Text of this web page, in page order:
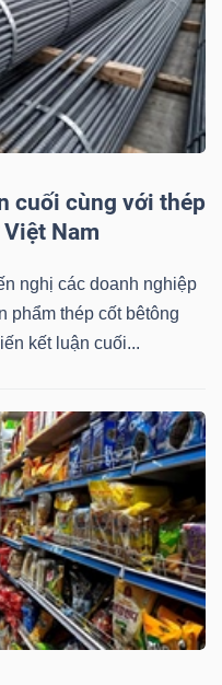
cuối cùng với thép
Nam
nghị các doanh nghiệp
phẩm thép cốt bêtông
kết luận cuối...